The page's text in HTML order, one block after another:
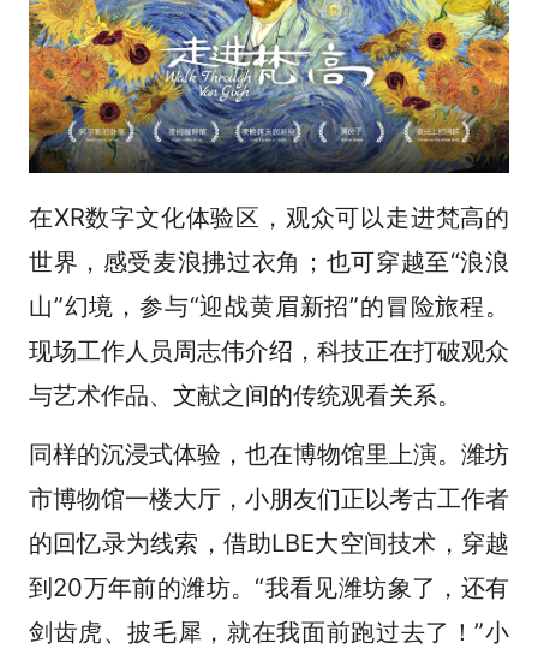
在XR数字文化体验区，观众可以走进梵高的
世界，感受麦浪拂过衣角；也可穿越至“浪浪
山”幻境，参与“迎战黄眉新招”的冒险旅程。
现场工作人员周志伟介绍，科技正在打破观众
与艺术作品、文献之间的传统观看关系。
同样的沉浸式体验，也在博物馆里上演。潍坊
市博物馆一楼大厅，小朋友们正以考古工作者
的回忆录为线索，借助LBE大空间技术，穿越
到20万年前的潍坊。“我看见潍坊象了，还有
剑齿虎、披毛犀，就在我面前跑过去了！”小